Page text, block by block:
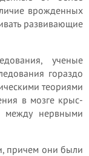
врожденных
развивающие
ученые
гораздо
теориями
в мозге крыс-
между нервными
причем они были